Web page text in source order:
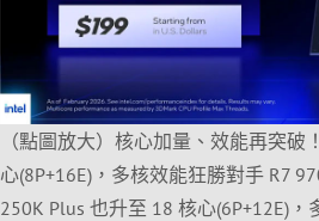
（點圖放大）核心加量、效能再突
心(8P+16E)，多核效能狂勝對手 R7
250K Plus 也升至 18 核心(6P+12E)